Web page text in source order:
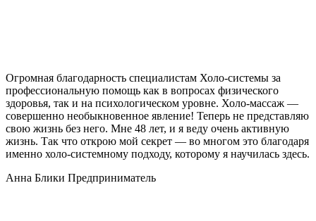
Огромная благодарность специалистам Холо-системы за
профессиональную помощь как в вопросах физического
здоровья, так и на психологическом уровне. Холо-массаж —
совершенно необыкновенное явление! Теперь не представляю
свою жизнь без него. Мне 48 лет, и я веду очень активную
жизнь. Так что открою мой секрет — во многом это благодаря
именно холо-системному подходу, которому я научилась здесь.
Анна Блики Предприниматель